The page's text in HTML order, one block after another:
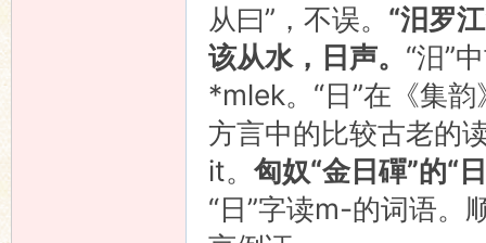
从曰”，不误。 “汨罗
该从水，日声。 “汨”
*mlek。“日”在《集
方言中的比较古老的
it。 匈奴“金日磾”的“
“日”字读m-的词语。